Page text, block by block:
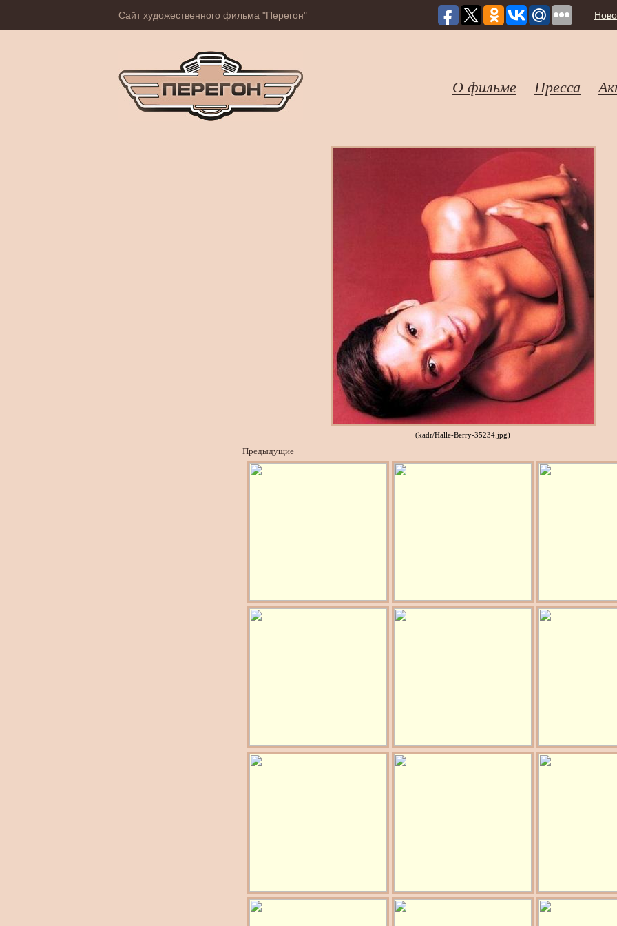
Сайт художественного фильма "Перегон"
О фильме Пресса
(kadr/Halle-Berry-35234.jpg)
Предыдущие